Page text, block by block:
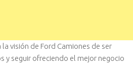
visión de Ford Camiones de ser
y seguir ofreciendo el mejor negocio